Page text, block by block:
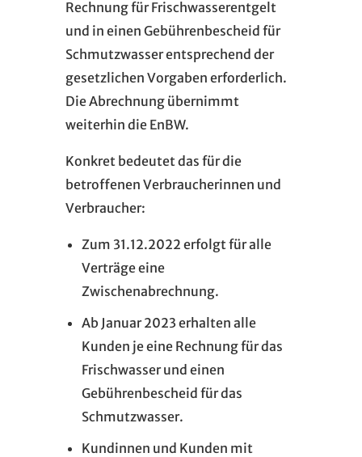
Rechnung für Frischwasserentgelt
und in einen Gebührenbescheid für
Schmutzwasser entsprechend der
gesetzlichen Vorgaben erforderlich.
Die Abrechnung übernimmt
weiterhin die EnBW.
Konkret bedeutet das für die
betroffenen Verbraucherinnen und
Verbraucher:
Zum 31.12.2022 erfolgt für alle
Verträge eine
Zwischenabrechnung.
Ab Januar 2023 erhalten alle
Kunden je eine Rechnung für das
Frischwasser und einen
Gebührenbescheid für das
Schmutzwasser.
Kundinnen und Kunden mit